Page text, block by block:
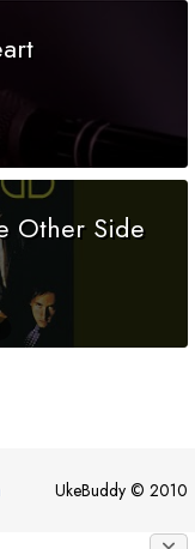
Other Side
UkeBuddy © 2010